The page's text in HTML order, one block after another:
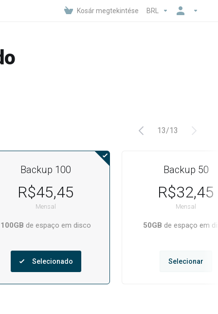
Kosár megtekintése BRL
13/13
Backup 100
R$45,45
Mensal
100GB de espaço em disco
Selecionado
Backup 50
R$32,45
Mensal
50GB de espaço em
Selecionar